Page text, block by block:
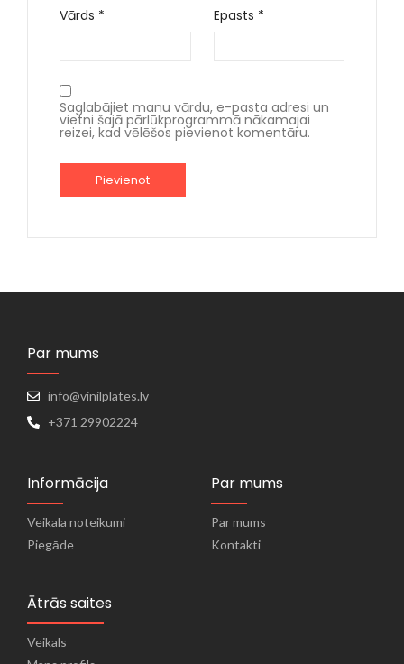
Vārds * Epasts *
Saglabājiet manu vārdu, e-pasta adresi un
vietni šajā pārlūkprogrammā nākamajai
reizei, kad vēlēšos pievienot komentāru.
Par mums
info@vinilplates.lv
+371 29902224
Informācija
Veikala noteikumi
Piegāde
Par mums
Par mums
Kontakti
Ātrās saites
Veikals